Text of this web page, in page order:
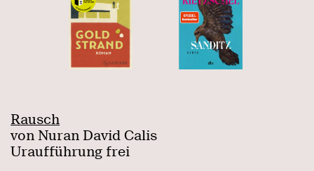
Rausch
von Nuran David Calis
Uraufführung frei